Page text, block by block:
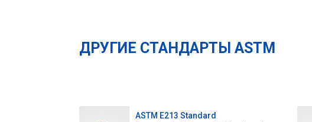
ДРУГИЕ СТАНДАРТЫ ASTM
ASTM E213 Standard